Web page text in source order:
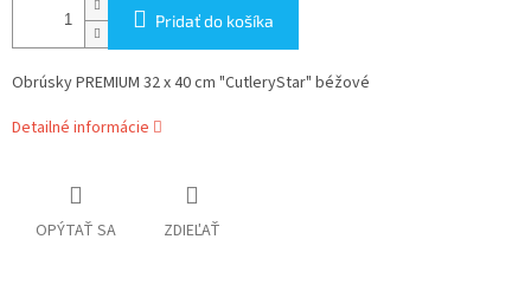
Pridať do košíka
Obrúsky PREMIUM 32 x 40 cm "CutleryStar" béžové
Detailné informácie
OPÝTAŤ SA ZDIEĽAŤ